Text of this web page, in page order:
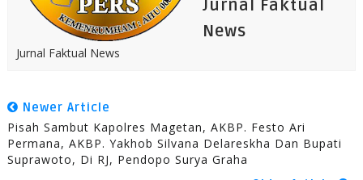
Jurnal Faktual
News
Jurnal Faktual News
Newer Article
Pisah Sambut Kapolres Magetan, AKBP. Festo Ari
Permana, AKBP. Yakhob Silvana Delareskha Dan Bupati
Suprawoto, Di RJ, Pendopo Surya Graha